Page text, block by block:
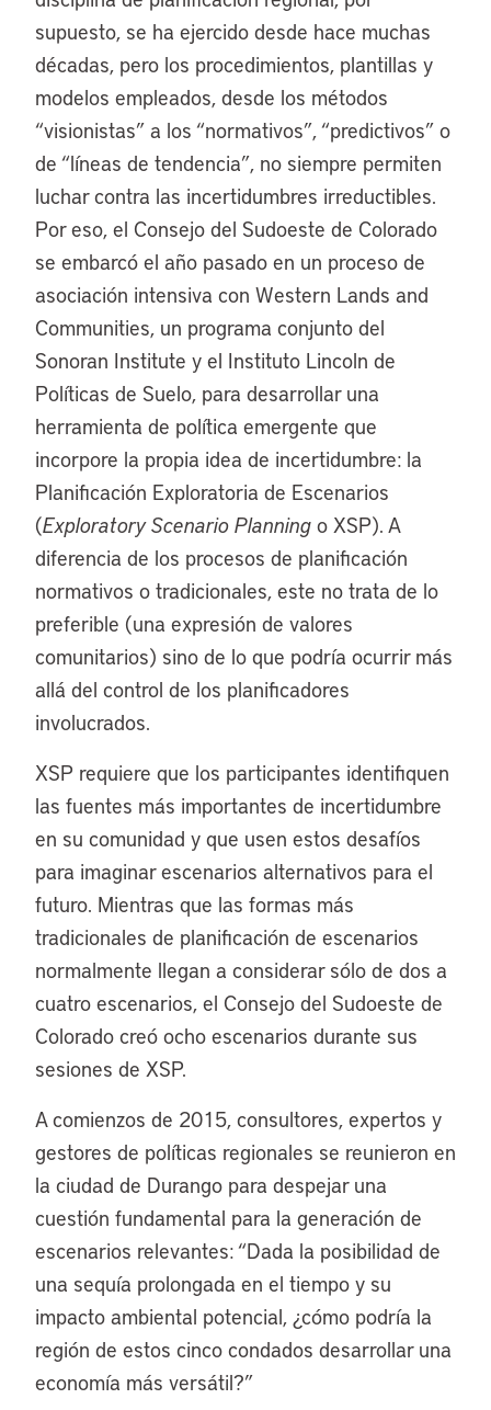
supuesto, se ha ejercido desde hace muchas
décadas, pero los procedimientos, plantillas y
modelos empleados, desde los métodos
“visionistas” a los “normativos”, “predictivos” o
de “líneas de tendencia”, no siempre permiten
luchar contra las incertidumbres irreductibles.
Por eso, el Consejo del Sudoeste de Colorado
se embarcó el año pasado en un proceso de
asociación intensiva con Western Lands and
Communities, un programa conjunto del
Sonoran Institute y el Instituto Lincoln de
Políticas de Suelo, para desarrollar una
herramienta de política emergente que
incorpore la propia idea de incertidumbre: la
Planificación Exploratoria de Escenarios
(Exploratory Scenario Planning o XSP). A
diferencia de los procesos de planificación
normativos o tradicionales, este no trata de lo
preferible (una expresión de valores
comunitarios) sino de lo que podría ocurrir más
allá del control de los planificadores
involucrados.
XSP requiere que los participantes identifiquen
las fuentes más importantes de incertidumbre
en su comunidad y que usen estos desafíos
para imaginar escenarios alternativos para el
futuro. Mientras que las formas más
tradicionales de planificación de escenarios
normalmente llegan a considerar sólo de dos a
cuatro escenarios, el Consejo del Sudoeste de
Colorado creó ocho escenarios durante sus
sesiones de XSP.
A comienzos de 2015, consultores, expertos y
gestores de políticas regionales se reunieron en
la ciudad de Durango para despejar una
cuestión fundamental para la generación de
escenarios relevantes: “Dada la posibilidad de
una sequía prolongada en el tiempo y su
impacto ambiental potencial, ¿cómo podría la
región de estos cinco condados desarrollar una
economía más versátil?”